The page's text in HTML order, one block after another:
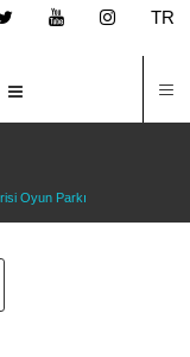
TR
Oyun Parkı